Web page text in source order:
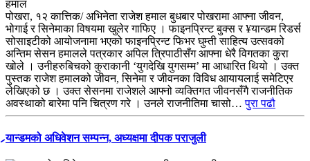
पोखरा, १२ कात्तिक/ अभिनेता राजेश हमाल बुधबार पोखरामा आफ्ना जीवन,
भोगाई र सिनेमाका विषयमा खुलेर गाफिए । फाइनप्रिन्ट बुक्स र ¥यान्डम रिडर्स
सोसाइटीको आयोजनामा भएको फाइनप्रिन्ट फिभर घुम्ती साहित्य उत्सवको
अन्तिम सेसन हमालले पत्रकार अपिल त्रिपाठीसँग आफ्ना धेरै विगतका कुरा
खोले । उनीहरुबिचको कुराकानी ‘युगदेखि युगसम्म’ मा आधारित थियो । उक्त
पुस्तक राजेश हमालको जीवन, सिनेमा र जीवनका विविध आयायलाई समेटिएर
लेखिएको छ । उक्त सेसनमा राजेशले आफ्नो व्यक्तिगत जीवनसँगै राजनीतिक
अवस्थाको बारेमा पनि चित्रण गरे । उनले राजनीतिमा चासो…पुरा पढौ
र्‍यान्डमको अधिवेशन सम्पन्न, अध्यक्षमा दीपक पराजुली